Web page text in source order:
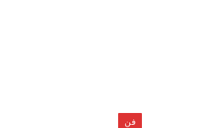
فن